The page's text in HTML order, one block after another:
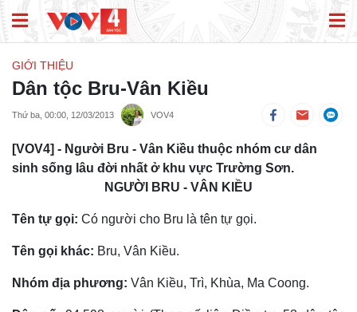
GIỚI THIỆU
Dân tộc Bru-Vân Kiều
Thứ ba, 00:00, 12/03/2013 VOV4
[VOV4] - Người Bru - Vân Kiều thuộc nhóm cư dân
sinh sống lâu đời nhất ở khu vực Trường Sơn.
NGƯỜI BRU - VÂN KIỀU
Tên tự gọi: Có người cho Bru là tên tự gọi.
Tên gọi khác: Bru, Vân Kiều.
Nhóm địa phương: Vân Kiều, Trì, Khùa, Ma Coong.